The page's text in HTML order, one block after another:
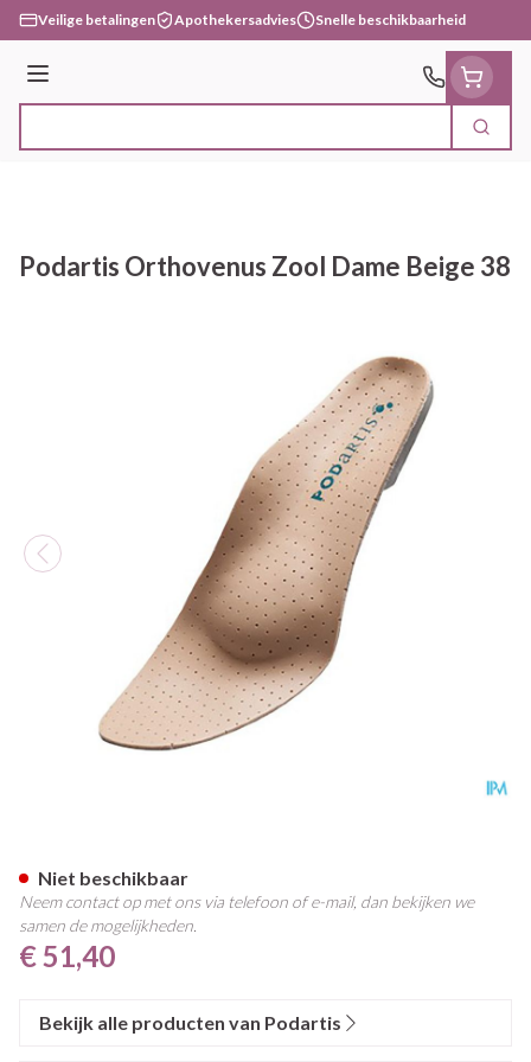
Ga naar de inhoud
Veilige betalingen Apothekersadvies Snelle beschikbaarheid
Menu
Zoek
Podartis Orthovenus Zool Dame Beige 38
€ 51,40
Niet beschikbaar
Neem contact op met ons via telefoon of e-mail, dan bekijken we
samen de mogelijkheden.
Bekijk alle producten van Podartis